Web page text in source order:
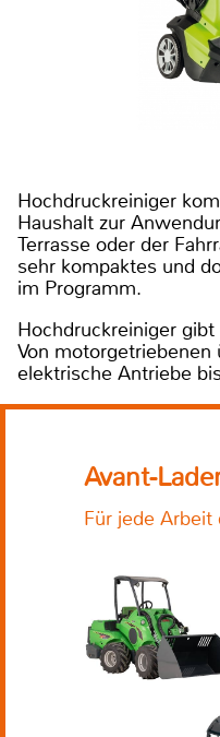
Hochdruckreiniger
Haushalt zur
Terrasse oder der
sehr kompaktes und
im Programm.
Hochdruckreiniger
Von motorgetriebenen
elektrische Antriebe
Avant-
Für jede